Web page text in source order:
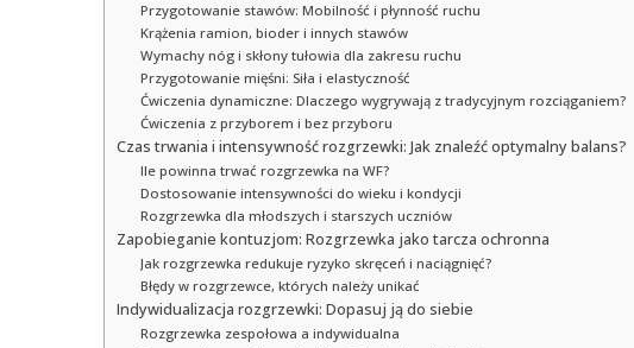
Przygotowanie stawów: Mobilność i płynność ruchu
Krążenia ramion, bioder i innych stawów
Wymachy nóg i skłony tułowia dla zakresu ruchu
Przygotowanie mięśni: Siła i elastyczność
Ćwiczenia dynamiczne: Dlaczego wygrywają z tradycyjnym rozciąganiem?
Ćwiczenia z przyborem i bez przyboru
Czas trwania i intensywność rozgrzewki: Jak znaleźć optymalny balans?
Ile powinna trwać rozgrzewka na WF?
Dostosowanie intensywności do wieku i kondycji
Rozgrzewka dla młodszych i starszych uczniów
Zapobieganie kontuzjom: Rozgrzewka jako tarcza ochronna
Jak rozgrzewka redukuje ryzyko skręceń i naciągnięć?
Błędy w rozgrzewce, których należy unikać
Indywidualizacja rozgrzewki: Dopasuj ją do siebie
Rozgrzewka zespołowa a indywidualna